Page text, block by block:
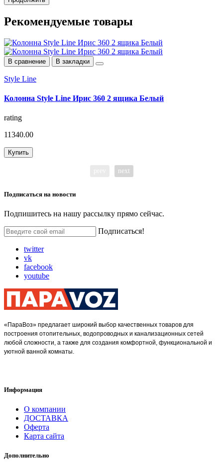
Рекомендуемые товары
В сравнение В закладки
Style Line
Колонна Style Line Ирис 360 2 ящика Белый
rating
11340.00
Купить
next
Подписаться на новости
Подпишитесь на нашу рассылку прямо сейчас.
Подписаться!
twitter
vk
facebook
youtube
«ПараВоз» предлагает широкий выбор качественных товаров для
построения отопительных, водопроводных и канализационных сетей
любой сложности, а также для создания комфортной, функциональной и
уютной ванной комнаты.
Информация
О компании
ДОСТАВКА
Оферта
Карта сайта
Дополнительно